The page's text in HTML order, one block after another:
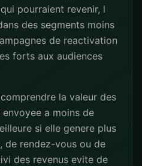
pourraient revenir, l
des segments moins
de reactivation
forts aux audiences
la valeur des
a moins de
si elle genere plus
de rendez-vous ou de
des revenus evite de